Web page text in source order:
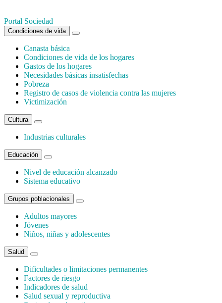
Portal Sociedad
Condiciones de vida
Canasta básica
Condiciones de vida de los hogares
Gastos de los hogares
Necesidades básicas insatisfechas
Pobreza
Registro de casos de violencia contra las mujeres
Victimización
Cultura
Industrias culturales
Educación
Nivel de educación alcanzado
Sistema educativo
Grupos poblacionales
Adultos mayores
Jóvenes
Niños, niñas y adolescentes
Salud
Dificultades o limitaciones permanentes
Factores de riesgo
Indicadores de salud
Salud sexual y reproductiva